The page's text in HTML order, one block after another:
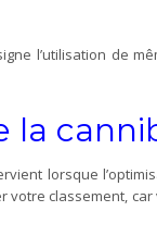
l’utilisation de
la
lorsque
votre classement,